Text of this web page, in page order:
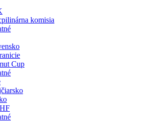
komisia
Cup